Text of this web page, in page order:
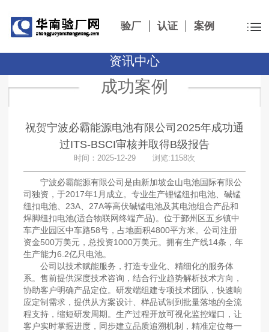
验厂 认证 案例
资讯中心
成功案例
祝贺宁波必霸能源电池有限公司2025年成功通
过ITS-BSCI审核并取得B级报告
时间：2025-12-29 浏览:1158次
宁波必霸能源有限公司是由新加坡金山电池国际有限公
司独资，于2017年1月成立。专业生产锂锰纽扣电池、碱锰
纽扣电池、23A、27A等高伏碱锰电池及其电池组合产品和
焊脚纽扣电池(适合物联网终端产品)。位于鄞州区五乡镇中
车产业园区中车路58号，占地面积4800平方米。公司注册
资金500万美元，总投资1000万美元。拥有生产线14条，年
生产能力6.2亿只电池。
公司以技术赋能服务，打造专业化、精细化的服务体
系。售前提供深度技术咨询，结合行业趋势解析技术方向，
协助客户明确产品定位。研发端组建专项技术团队，快速响
应定制需求，提供从方案设计、样品试制到批量落地的全流
程支持，缩短研发周期。生产过程开放可视化监控端口，让
客户实时掌握进度，同步建立品质追溯机制，精准定位每一